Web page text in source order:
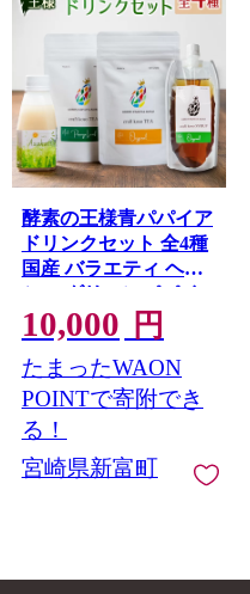
酵素の王様青パパイア
ドリンクセット 全4種
国産 バラエティ ヘル
シー グリーンパパイ
ア パパイヤ【A322】
10,000 円
たまったWAON
POINTで寄附でき
る！
宮崎県新富町